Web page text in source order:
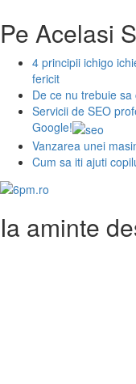
Pe Acelasi
4 principii ichigo
fericit
De ce nu trebuie
Servicii de SEO
Google!
Vanzarea unei
Cum sa iti ajuti
Ia aminte